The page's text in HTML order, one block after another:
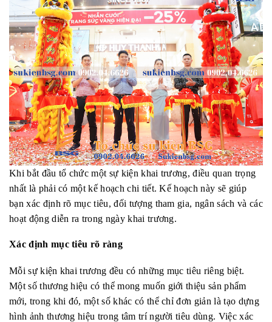
Khi bắt đầu tổ chức một sự kiện khai trương, điều quan trọng
nhất là phải có một kế hoạch chi tiết. Kế hoạch này sẽ giúp
bạn xác định rõ mục tiêu, đối tượng tham gia, ngân sách và các
hoạt động diễn ra trong ngày khai trương.
Xác định mục tiêu rõ ràng
Mỗisự kiện khai trương đều có những mục tiêu riêng biệt.
Một số thương hiệu có thể mong muốn giới thiệu sản phẩm
mới, trong khi đó, một số khác có thể chỉ đơn giản là tạo dựng
hình ảnh thương hiệu trong tâm trí người tiêu dùng. Việc xác